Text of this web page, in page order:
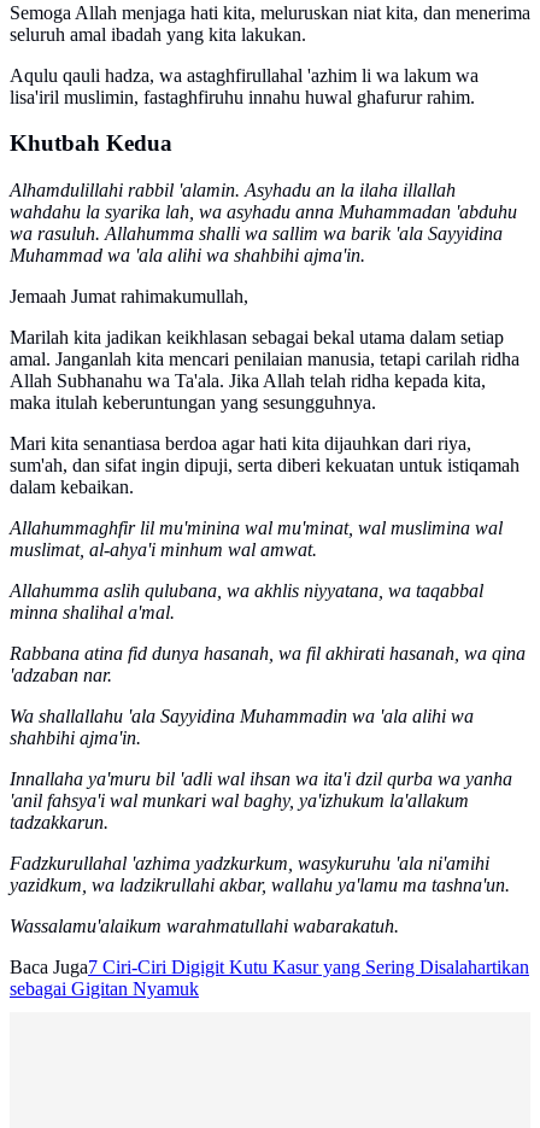
Semoga Allah menjaga hati kita, meluruskan niat kita, dan menerima
seluruh amal ibadah yang kita lakukan.
Aqulu qauli hadza, wa astaghfirullahal 'azhim li wa lakum wa
lisa'iril muslimin, fastaghfiruhu innahu huwal ghafurur rahim.
Khutbah Kedua
Alhamdulillahi rabbil 'alamin. Asyhadu an la ilaha illallah
wahdahu la syarika lah, wa asyhadu anna Muhammadan 'abduhu
wa rasuluh. Allahumma shalli wa sallim wa barik 'ala Sayyidina
Muhammad wa 'ala alihi wa shahbihi ajma'in.
Jemaah Jumat rahimakumullah,
Marilah kita jadikan keikhlasan sebagai bekal utama dalam setiap
amal. Janganlah kita mencari penilaian manusia, tetapi carilah ridha
Allah Subhanahu wa Ta'ala. Jika Allah telah ridha kepada kita,
maka itulah keberuntungan yang sesungguhnya.
Mari kita senantiasa berdoa agar hati kita dijauhkan dari riya,
sum'ah, dan sifat ingin dipuji, serta diberi kekuatan untuk istiqamah
dalam kebaikan.
Allahummaghfir lil mu'minina wal mu'minat, wal muslimina wal
muslimat, al-ahya'i minhum wal amwat.
Allahumma aslih qulubana, wa akhlis niyyatana, wa taqabbal
minna shalihal a'mal.
Rabbana atina fid dunya hasanah, wa fil akhirati hasanah, wa qina
'adzaban nar.
Wa shallallahu 'ala Sayyidina Muhammadin wa 'ala alihi wa
shahbihi ajma'in.
Innallaha ya'muru bil 'adli wal ihsan wa ita'i dzil qurba wa yanha
'anil fahsya'i wal munkari wal baghy, ya'izhukum la'allakum
tadzakkarun.
Fadzkurullahal 'azhima yadzkurkum, wasykuruhu 'ala ni'amihi
yazidkum, wa ladzikrullahi akbar, wallahu ya'lamu ma tashna'un.
Wassalamu'alaikum warahmatullahi wabarakatuh.
Baca Juga7 Ciri-Ciri Digigit Kutu Kasur yang Sering Disalahartikan
sebagai Gigitan Nyamuk